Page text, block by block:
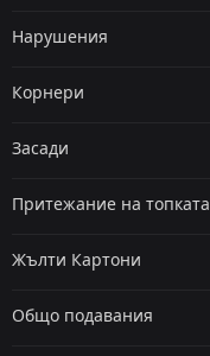
Нарушения
Корнери
Засади
Притежание на топката
Жълти Картони
Общо подавания